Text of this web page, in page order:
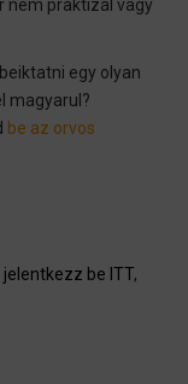
nem praktizál vagy
egy olyan
magyarul?
be az orvos
jelentkezz be ITT,